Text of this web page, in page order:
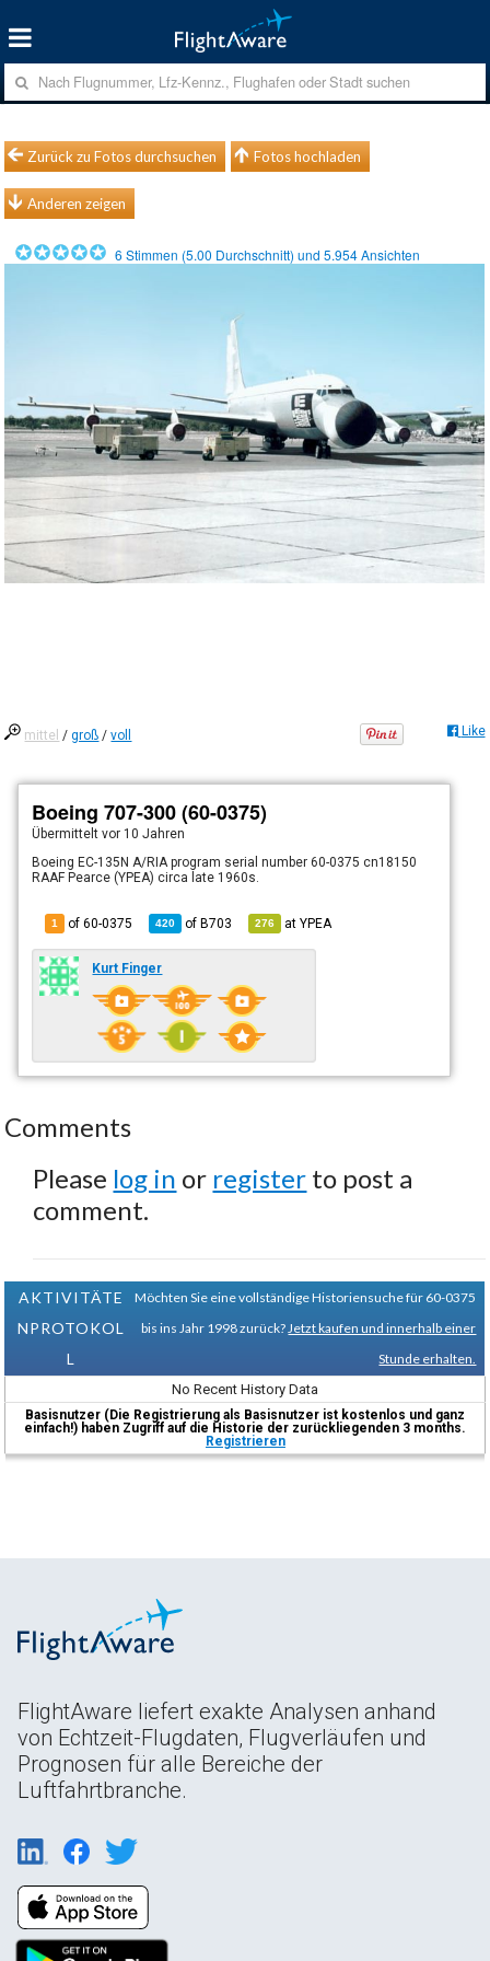
Zurück zu Fotos durchsuchen Fotos hochladen
Anderen zeigen
6 Stimmen (5.00 Durchschnitt) und5.954Ansichten
mittel /groß /voll Like
Boeing 707-300 (60-0375)
Übermitteltvor 10 Jahren
Boeing EC-135N A/RIA program serial number 60-0375 cn18150
RAAF Pearce (YPEA) circa late 1960s.
1 of 60-0375 420 ofB703 276 atYPEA
Kurt Finger
Comments
Please log in or register to post a
comment.
AKTIVITÄTE
NPROTOKOL
L
Möchten Sie eine vollständige Historiensuche für 60-0375
bis ins Jahr 1998 zurück? Jetzt kaufen und innerhalb einer
Stunde erhalten.
No Recent History Data
Basisnutzer (Die Registrierung als Basisnutzer ist kostenlos und ganz
einfach!) haben Zugriff auf die Historie der zurückliegenden 3 months.
Registrieren
FlightAware liefert exakte Analysen anhand
von Echtzeit-Flugdaten, Flugverläufen und
Prognosen für alle Bereiche der
Luftfahrtbranche.